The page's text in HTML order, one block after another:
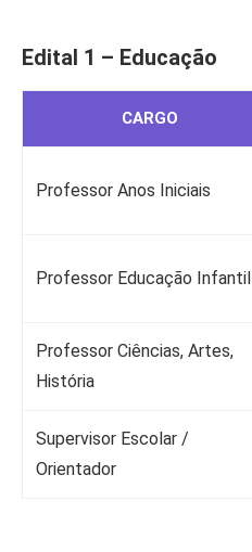
Edital 1 – Educação
CARGO
Professor Anos Iniciais
Professor Educação Infantil
Professor Ciências, Artes,
História
Supervisor Escolar /
Orientador